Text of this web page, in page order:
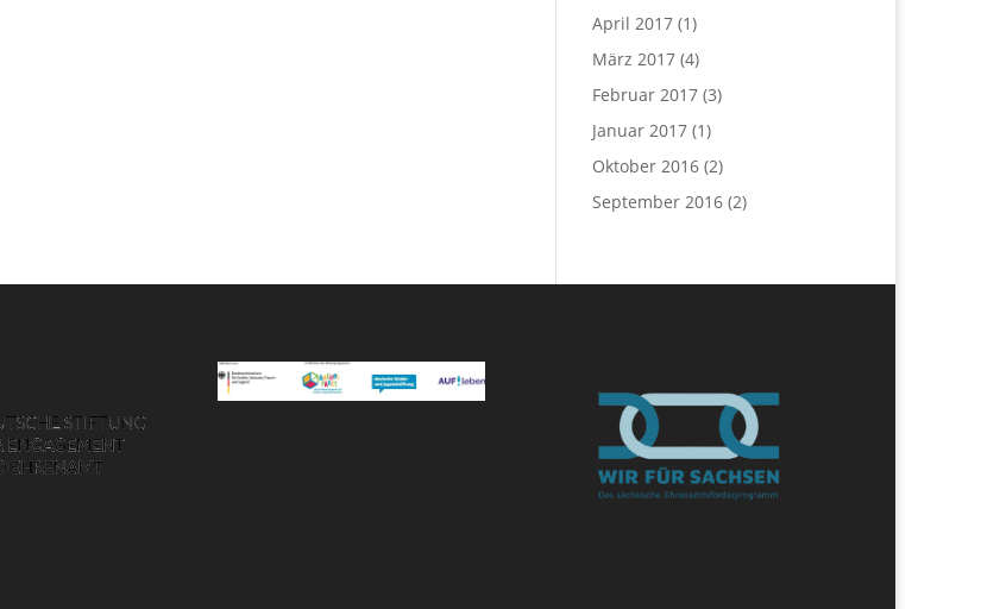
April 2017(1)
März 2017(4)
Februar 2017(3)
Januar 2017(1)
Oktober 2016(2)
September 2016(2)